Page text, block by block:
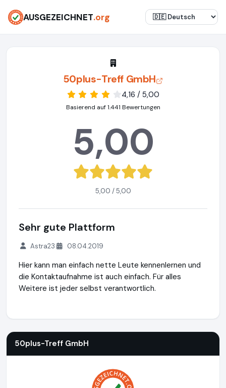
AUSGEZEICHNET.org
50plus-Treff GmbH
4,16 / 5,00
Basierend auf 1.441 Bewertungen
5,00
5,00 / 5,00
Sehr gute Plattform
Astra23 08.04.2019
Hier kann man einfach nette Leute kennenlernen und
die Kontaktaufnahme ist auch einfach. Für alles
Weitere ist jeder selbst verantwortlich.
50plus-Treff GmbH